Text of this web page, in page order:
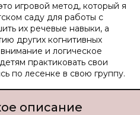
игровой метод, который я
саду для работы с
их речевые навыки, а
других когнитивных
и логическое
практиковать свои
по лесенке в свою группу.
описание